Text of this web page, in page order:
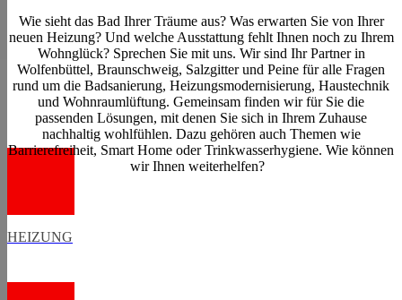
Wie sieht das Bad Ihrer Träume aus? Was erwarten Sie von Ihrer
neuen Heizung? Und welche Ausstattung fehlt Ihnen noch zu Ihrem
Wohnglück? Sprechen Sie mit uns. Wir sind Ihr Partner in
Wolfenbüttel, Braunschweig, Salzgitter und Peine für alle Fragen
rund um die Badsanierung, Heizungsmodernisierung, Haustechnik
und Wohnraumlüftung. Gemeinsam finden wir für Sie die
passenden Lösungen, mit denen Sie sich in Ihrem Zuhause
nachhaltig wohlfühlen. Dazu gehören auch Themen wie
Barrierefreiheit, Smart Home oder Trinkwasserhygiene. Wie können
wir Ihnen weiterhelfen?
HEIZUNG